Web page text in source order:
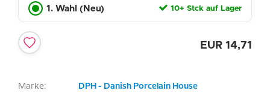
1. Wahl (Neu) 10+ Stck auf Lager
EUR 14,71
Marke: DPH - Danish Porcelain House